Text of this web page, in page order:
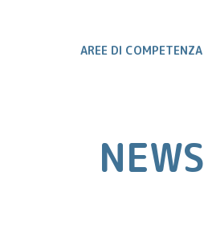
AREE DI COMPETENZA
NEWS